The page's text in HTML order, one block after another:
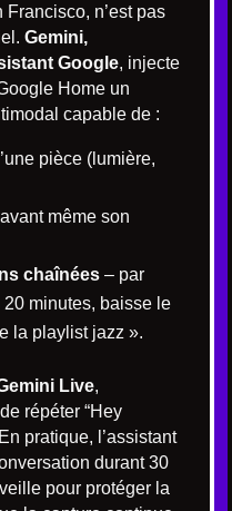
Francisco, n’est pas
Gemini,
Google, injecte
Home un
capable de :
pièce (lumière,
même son
chaînées – par
minutes, baisse le
la playlist jazz ».
Live,
répéter “Hey
pratique, l’assistant
durant 30
pour protéger la